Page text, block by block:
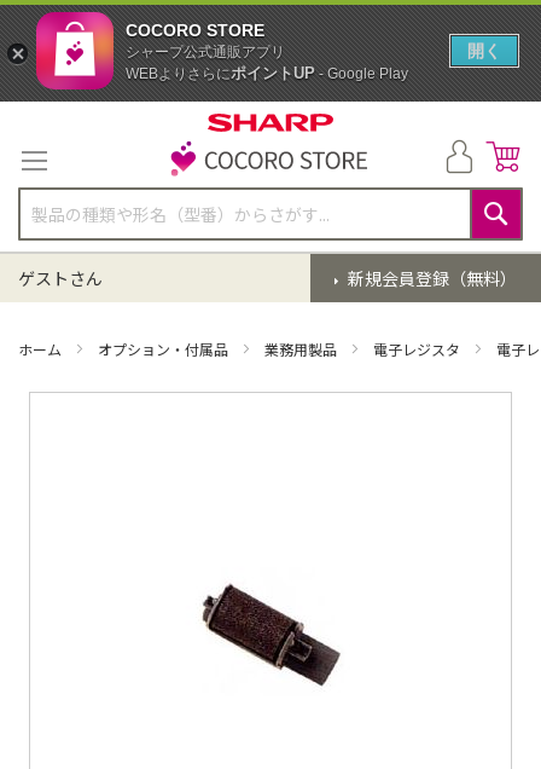
テ
ン
ツ
に
ス
キ
ッ
検
索
新規会員登録（無料）
ゲストさん
ホーム オプション・付属品 業務用製品 電子レジスタ 電子
COCORO STORE
シャープ公式通販アプリ
WEBよりさらにポイントUP- Google Play
開く